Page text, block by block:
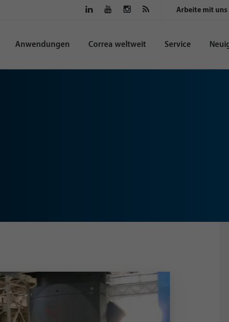
Arbeite mit uns
Anwendungen Correa weltweit Service